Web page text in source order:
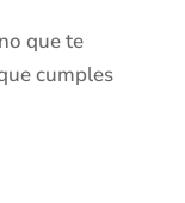
que te
cumples